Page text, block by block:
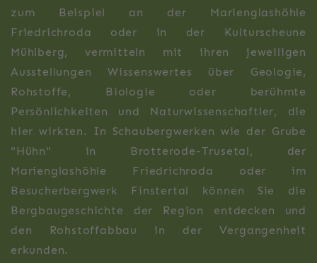
zum Beispiel an der Marienglashöhle
Friedrichroda oder in der Kulturscheune
Mühlberg, vermitteln mit ihren jeweiligen
Ausstellungen Wissenswertes über Geologie,
Rohstoffe, Biologie oder berühmte
Persönlichkeiten und Naturwissenschaftler, die
hier wirkten. In Schaubergwerken wie der Grube
"Hühn" in Brotterode-Trusetal, der
Marienglashöhle Friedrichroda oder im
Besucherbergwerk Finstertal können Sie die
Bergbaugeschichte der Region entdecken und
den Rohstoffabbau in der Vergangenheit
erkunden.